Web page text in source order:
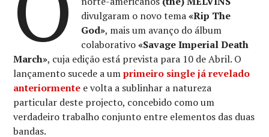
divulgaram o novo tema«Rip The
God», mais um avanço do álbum
colaborativo«Savage Imperial Death
March», cuja edição está prevista para 10 de Abril. O
lançamento sucede a umprimeiro single já revelado
anteriormente e volta a sublinhar a natureza
particular deste projecto, concebido como um
verdadeiro trabalho conjunto entre elementos das duas
bandas.